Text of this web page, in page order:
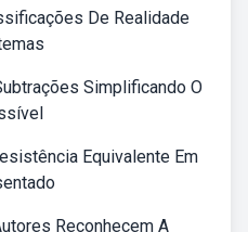
De Realidade
Simplificando O
Equivalente Em
Reconhecem A